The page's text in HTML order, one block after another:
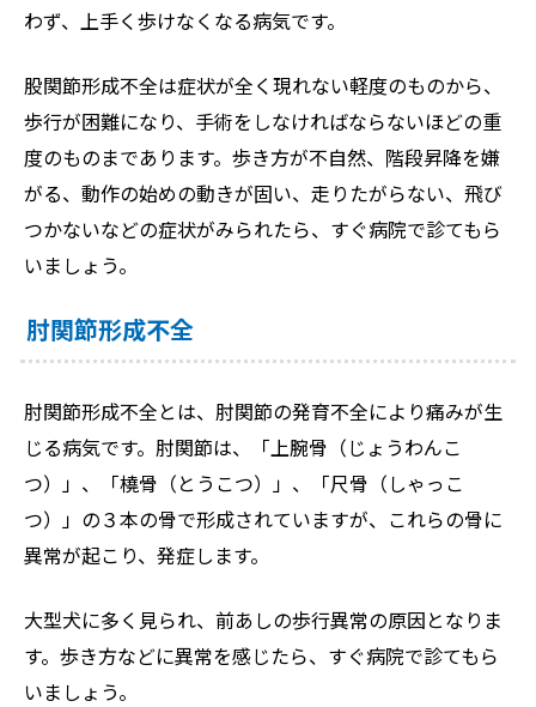
わず、上手く歩けなくなる病気です。
股関節形成不全は症状が全く現れない軽度のものから、
歩行が困難になり、手術をしなければならないほどの重
度のものまであります。歩き方が不自然、階段昇降を嫌
がる、動作の始めの動きが固い、走りたがらない、飛び
つかないなどの症状がみられたら、すぐ病院で診てもら
いましょう。
肘関節形成不全
肘関節形成不全とは、肘関節の発育不全により痛みが生
じる病気です。肘関節は、「上腕骨（じょうわんこ
つ）」、「橈骨（とうこつ）」、「尺骨（しゃっこ
つ）」の３本の骨で形成されていますが、これらの骨に
異常が起こり、発症します。
大型犬に多く見られ、前あしの歩行異常の原因となりま
す。歩き方などに異常を感じたら、すぐ病院で診てもら
いましょう。